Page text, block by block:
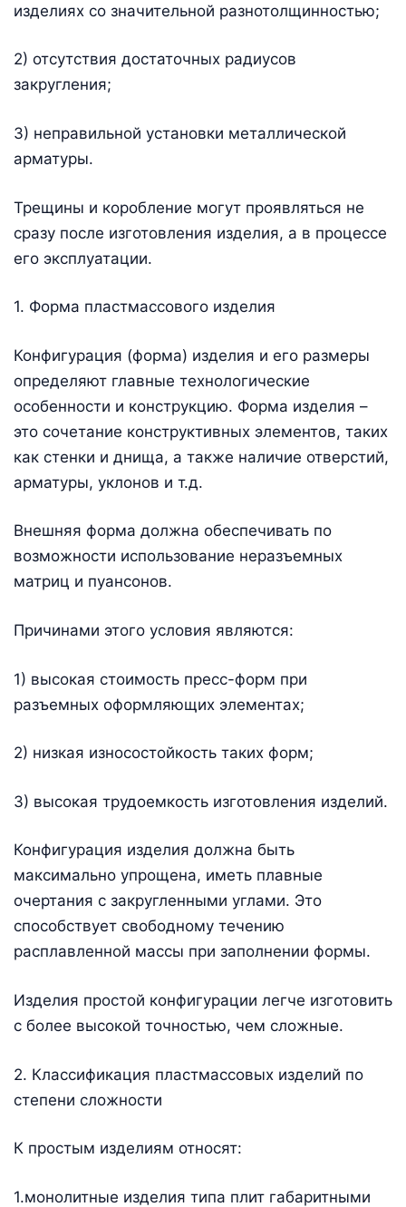
изделиях со значительной разнотолщинностью;
2) отсутствия достаточных радиусов
закругления;
3) неправильной установки металлической
арматуры.
Трещины и коробление могут проявляться не
сразу после изготовления изделия, а в процессе
его эксплуатации.
1. Форма пластмассового изделия
Конфигурация (форма) изделия и его размеры
определяют главные технологические
особенности и конструкцию. Форма изделия –
это сочетание конструктивных элементов, таких
как стенки и днища, а также наличие отверстий,
арматуры, уклонов и т.д.
Внешняя форма должна обеспечивать по
возможности использование неразъемных
матриц и пуансонов.
Причинами этого условия являются:
1) высокая стоимость пресс-форм при
разъемных оформляющих элементах;
2) низкая износостойкость таких форм;
3) высокая трудоемкость изготовления изделий.
Конфигурация изделия должна быть
максимально упрощена, иметь плавные
очертания с закругленными углами. Это
способствует свободному течению
расплавленной массы при заполнении формы.
Изделия простой конфигурации легче изготовить
с более высокой точностью, чем сложные.
2. Классификация пластмассовых изделий по
степени сложности
К простым изделиям относят:
1.монолитные изделия типа плит габаритными